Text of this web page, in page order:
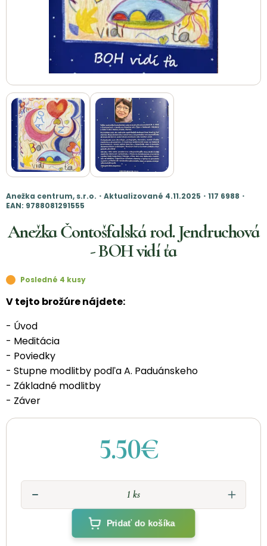
Anežka centrum, s.r.o.・Aktualizované 4.11.2025・117 6988・
EAN: 9788081291555
Anežka Čontošfalská rod. Jendruchová
- BOH vidí ťa
Posledné 4 kusy
V tejto brožúre nájdete:
- Úvod
- Meditácia
- Poviedky
- Stupne modlitby podľa A. Paduánskeho
- Základné modlitby
- Záver
5.50€
Pridať do košíka